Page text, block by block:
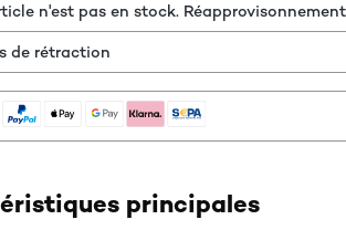
n'est pas en stock.
de rétraction
principales